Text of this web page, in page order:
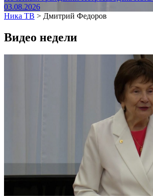
03.08.2026
Ника ТВ > Дмитрий Федоров
Видео недели